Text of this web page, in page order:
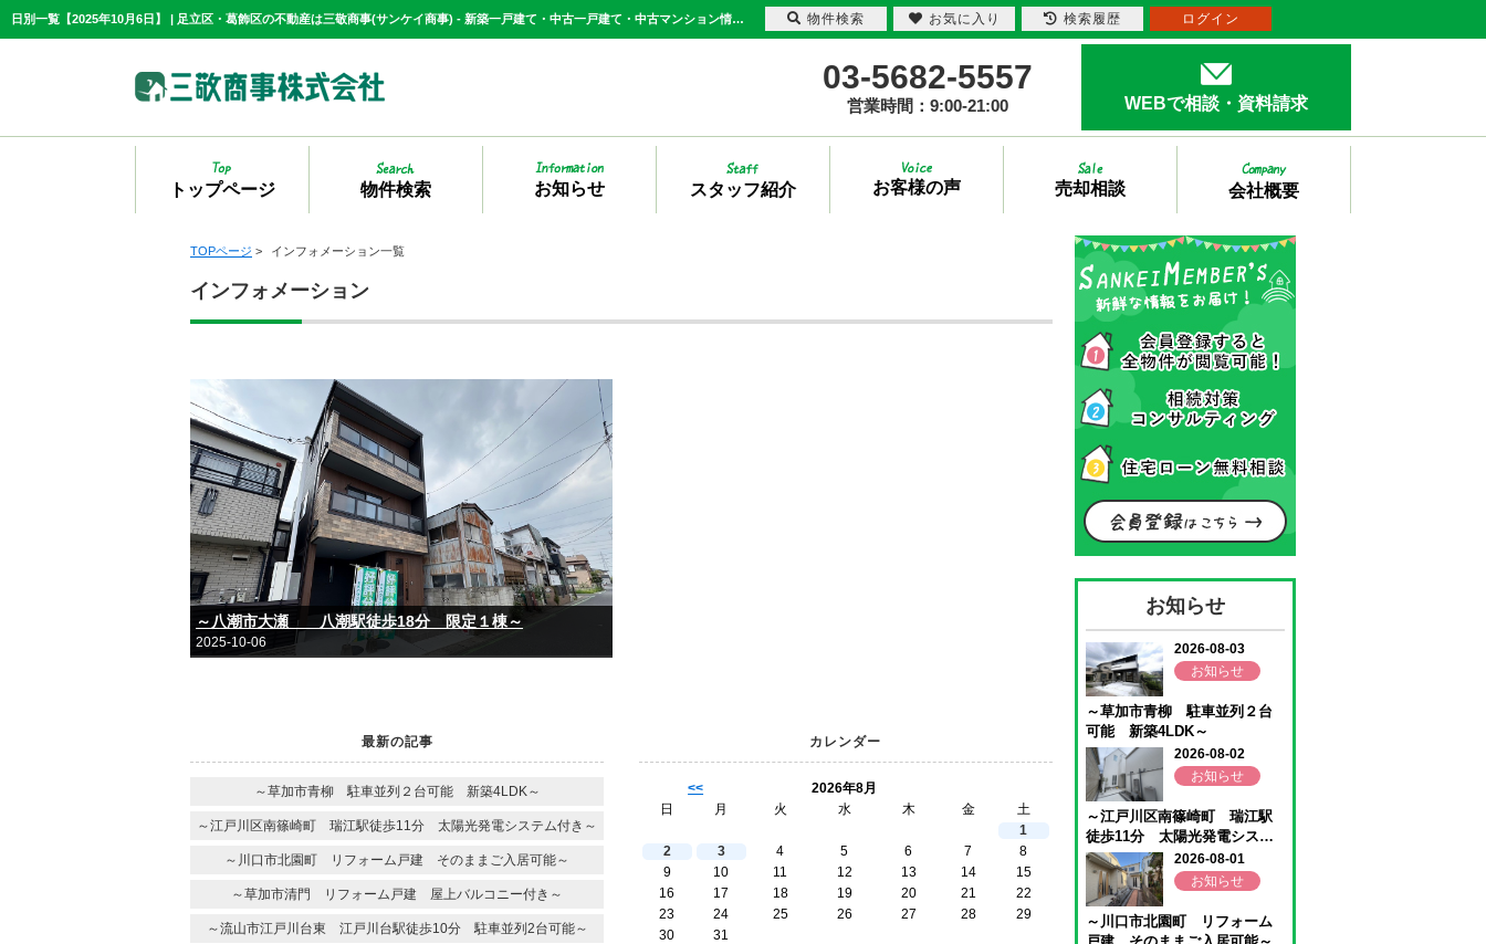
日別一覧【2025年10月6日】 | 足立区・葛飾区の不動産は三敬商事(サンケイ商事) - 新築一戸建て・中古一戸建て・中古マンション情報多数取り扱い
03-5682-5557
営業時間：9:00-21:00 WEBで相談・資料請求
トップページ 物件検索 お知らせ スタッフ紹介 お客様の声 売却相談 会社概要
TOPページ > インフォメーション一覧
インフォメーション
～八潮市大瀬 八潮駅徒歩18分 限定１棟～
2025-10-06
最新の記事
～草加市青柳 駐車並列２台可能 新築4LDK～
～江戸川区南篠崎町 瑞江駅徒歩11分 太陽光発電システム付き～
～川口市北園町 リフォーム戸建 そのままご入居可能～
～草加市清門 リフォーム戸建 屋上バルコニー付き～
～流山市江戸川台東 江戸川台駅徒歩10分 駐車並列2台可能～
カレンダー
<<
2026年8月
日
月 火 水 木 金
土
1
2
3 4 5 6 7
8
9
10 11 12 13 14
15
16
17 18 19 20 21
22
23
24 25 26 27 28
29
30
31
お知らせ
物件検索 お気に入り 検索履歴 ログイン